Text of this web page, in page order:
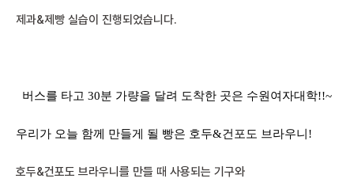
제과&제빵 실습이 진행되었습니다.
버스를 타고 30분 가량을 달려 도착한 곳은 수원여자대학!!~
우리가 오늘 함께 만들게 될 빵은 호두&건포도 브라우니!
호두&건포도 브라우니를 만들 때 사용되는 기구와